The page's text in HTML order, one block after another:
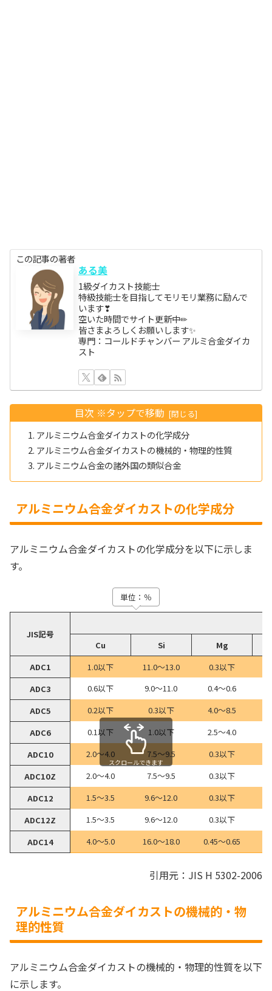
この記事の著者
ある美
1級ダイカスト技能士
特級技能士を目指してモリモリ業務に励んで
います❣
空いた時間でサイト更新中✏
皆さまよろしくお願いします✨
専門：コールドチャンバー アルミ合金ダイカ
スト
目次 ※タップで移動
アルミニウム合金ダイカストの化学成分
アルミニウム合金ダイカストの機械的・物理的性質
アルミニウム合金の諸外国の類似合金
アルミニウム合金ダイカストの化学成分
アルミニウム合金ダイカストの化学成分を以下に示しま
す。
単位：％
JIS記号
Cu
Si
Mg
ADC1
1.0以下 11.0～13.0 0.3以下
ADC3
0.6以下 9.0～11.0 0.4～0.6
ADC5
0.2以下 0.3以下 4.0～8.5
ADC6
0.1以下 1.0以下 2.5～4.0
ADC10
2.0～4.0 7.5～9.5 0.3以下
ADC10Z
2.0～4.0 7.5～9.5 0.3以下
ADC12
1.5～3.5 9.6～12.0 0.3以下
ADC12Z
1.5～3.5 9.6～12.0 0.3以下
ADC14
4.0～5.0 16.0～18.0 0.45～0.65
スクロールできます
引用元：JIS H 5302-2006
アルミニウム合金ダイカストの機械的・物
理的性質
アルミニウム合金ダイカストの機械的・物理的性質を以下
に示します。